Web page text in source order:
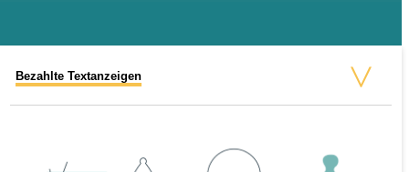
Bezahlte Textanzeigen
Social-Media-Ads